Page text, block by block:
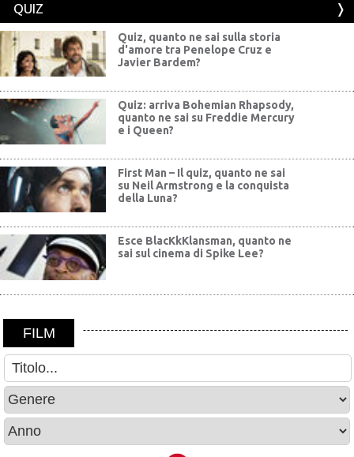
QUIZ
Quiz, quanto ne sai sulla storia
d'amore tra Penelope Cruz e
Javier Bardem?
Quiz: arriva Bohemian Rhapsody,
quanto ne sai su Freddie Mercury
e i Queen?
First Man – Il quiz, quanto ne sai
su Neil Armstrong e la conquista
della Luna?
Esce BlacKkKlansman, quanto ne
sai sul cinema di Spike Lee?